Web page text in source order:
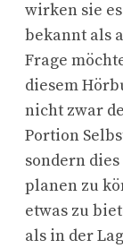
wirken sie
bekannt als
Frage
diesem
nicht zwar
Portion
sondern
planen zu
etwas zu
als in der